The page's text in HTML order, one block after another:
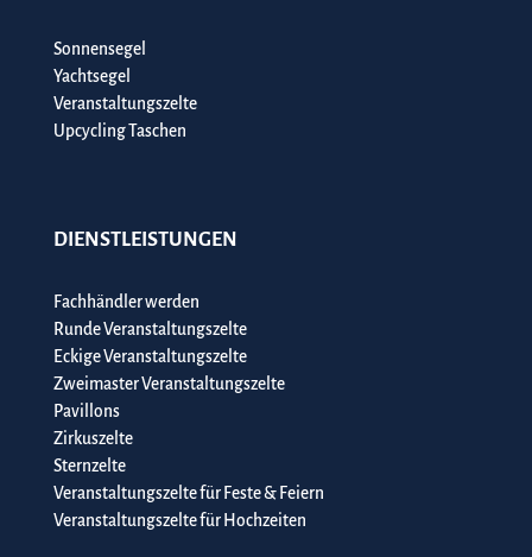
Sonnensegel
Yachtsegel
Veranstaltungszelte
Upcycling Taschen
DIENSTLEISTUNGEN
Fachhändler werden
Runde Veranstaltungszelte
Eckige Veranstaltungszelte
Zweimaster Veranstaltungszelte
Pavillons
Zirkuszelte
Sternzelte
Veranstaltungszelte für Feste & Feiern
Veranstaltungszelte für Hochzeiten